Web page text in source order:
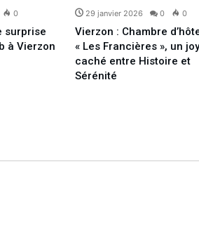
0
surprise
à Vierzon
29 janvier 2026 0 0
Vierzon : Chambre
« Les Francières », un
caché entre Histoire et
Sérénité